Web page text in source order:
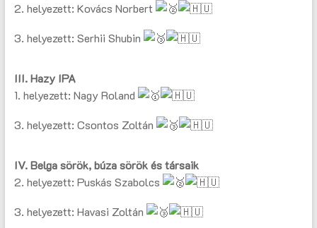
2. helyezett: Kovács Norbert
3. helyezett: Serhii Shubin
III. Hazy IPA
1. helyezett: Nagy Roland
3. helyezett: Csontos Zoltán
IV. Belga sörök, búza sörök és társaik
2. helyezett: Puskás Szabolcs
3. helyezett: Havasi Zoltán